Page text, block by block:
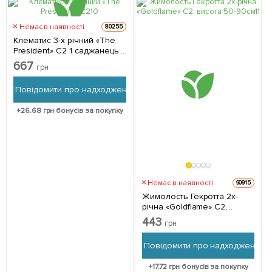
Немає в наявності 80255
Клематис 3-х річний «The
President» C2 1 саджанець в
упаковці
667 грн
Повідомити про надходження
+26.68грн бонусів за покупку
Немає в наявності 90915
Жимолость Гекротта 2x-
річна «Goldflame» С2,
висота 50-90см 1
саджанець в упаковці
443 грн
Повідомити про надходження
+17.72грн бонусів за покупку